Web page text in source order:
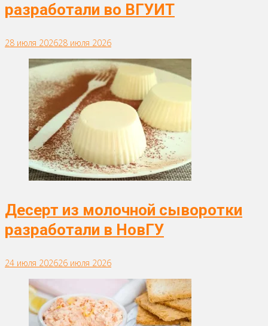
разработали во ВГУИТ
28 июля 202628 июля 2026
Десерт из молочной сыворотки
разработали в НовГУ
24 июля 202626 июля 2026